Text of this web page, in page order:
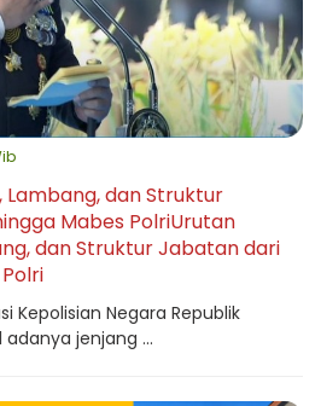
Lambang, dan Struktur
Mabes PolriUrutan
dan Struktur Jabatan dari
Kepolisian Negara Republik
jenjang ...